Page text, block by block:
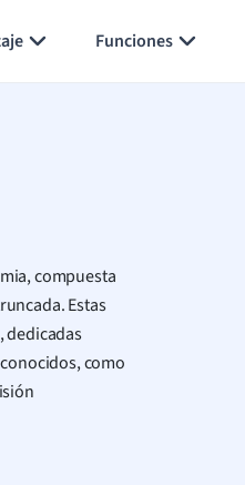
Funciones
compuesta
Estas
dedicadas
como